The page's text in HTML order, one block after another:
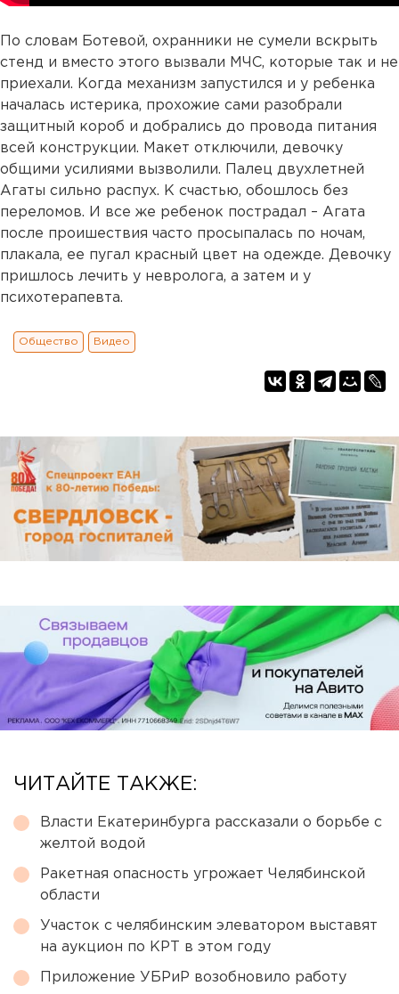
По словам Ботевой, охранники не сумели вскрыть
стенд и вместо этого вызвали МЧС, которые так и не
приехали. Когда механизм запустился и у ребенка
началась истерика, прохожие сами разобрали
защитный короб и добрались до провода питания
всей конструкции. Макет отключили, девочку
общими усилиями вызволили. Палец двухлетней
Агаты сильно распух. К счастью, обошлось без
переломов. И все же ребенок пострадал – Агата
после проишествия часто просыпалась по ночам,
плакала, ее пугал красный цвет на одежде. Девочку
пришлось лечить у невролога, а затем и у
психотерапевта.
Общество Видео
ЧИТАЙТЕ ТАКЖЕ:
Власти Екатеринбурга рассказали о борьбе с
желтой водой
Ракетная опасность угрожает Челябинской
области
Участок с челябинским элеватором выставят
на аукцион по КРТ в этом году
Приложение УБРиР возобновило работу